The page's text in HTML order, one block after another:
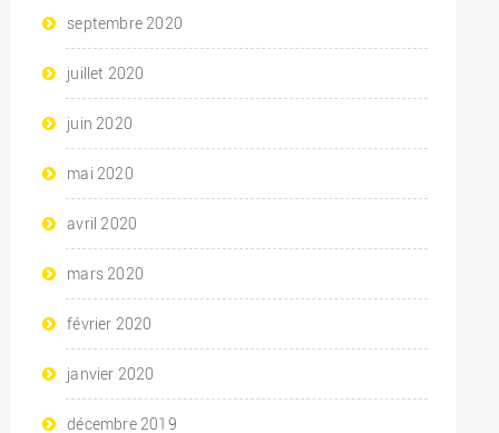
septembre 2020
juillet 2020
juin 2020
mai 2020
avril 2020
mars 2020
février 2020
janvier 2020
décembre 2019